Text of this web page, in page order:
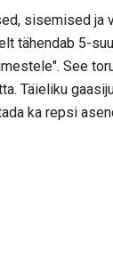
sisemised ja
tähendab 5-
See
Täieliku
ka repsi